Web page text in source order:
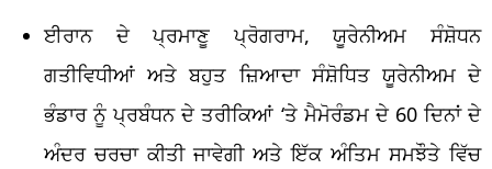
ਈਰਾਨ ਦੇ ਪ੍ਰਮਾਣੂ ਪ੍ਰੋਗਰਾਮ, ਯੂਰੇਨੀਅਮ ਸੰਸ਼ੋਧਨ
ਗਤੀਵਿਧੀਆਂ ਅਤੇ ਬਹੁਤ ਜ਼ਿਆਦਾ ਸੰਸ਼ੋਧਿਤ ਯੂਰੇਨੀਅਮ ਦੇ
ਭੰਡਾਰ ਨੂੰ ਪ੍ਰਬੰਧਨ ਦੇ ਤਰੀਕਿਆਂ ‘ਤੇ ਮੈਮੋਰੰਡਮ ਦੇ 60 ਦਿਨਾਂ ਦੇ
ਅੰਦਰ ਚਰਚਾ ਕੀਤੀ ਜਾਵੇਗੀ ਅਤੇ ਇੱਕ ਅੰਤਿਮ ਸਮਝੌਤੇ ਵਿੱਚ